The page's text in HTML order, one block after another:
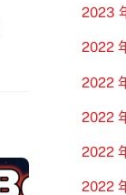
2023
2022
2022
2022
2022
2022